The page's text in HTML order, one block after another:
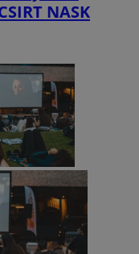
NASK